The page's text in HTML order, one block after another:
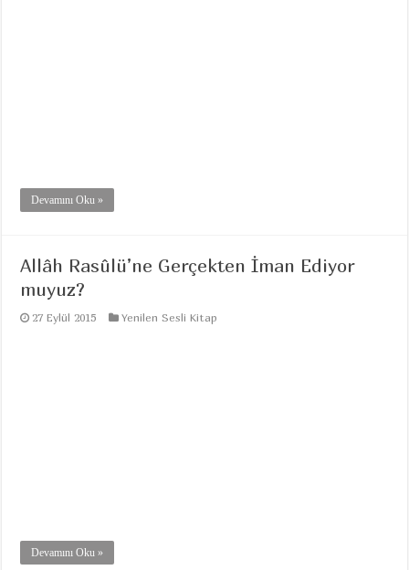
Devamını Oku »
Allâh Rasûlü’ne Gerçekten İman Ediyor
muyuz?
27 Eylül 2015 Yenilen Sesli Kitap
Devamını Oku »